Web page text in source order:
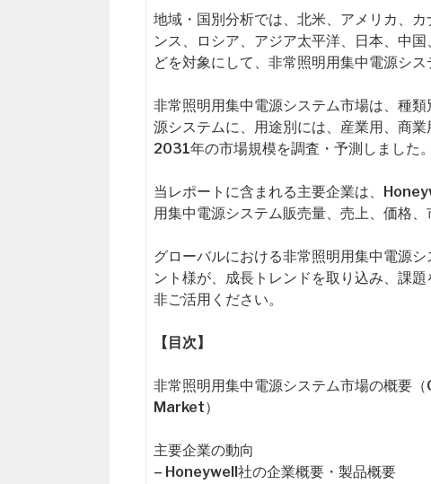
地域・国別分析では、北米、アメリカ、
ンス、ロシア、アジア太平洋、日本、中
どを対象にして、非常照明用集中電源シス
非常照明用集中電源システム市場は、種
源システムに、用途別には、産業用、商
2031年の市場規模を調査・予測しました。
当レポートに含まれる主要企業は、
用集中電源システム販売量、売上、価格、
グローバルにおける非常照明用集中電源
ント様が、成長トレンドを取り込み、課
非ご活用ください。
【目次】
非常照明用集中電源システム市場の概
Market）
主要企業の動向
– Honeywell社の企業概要・製品概要